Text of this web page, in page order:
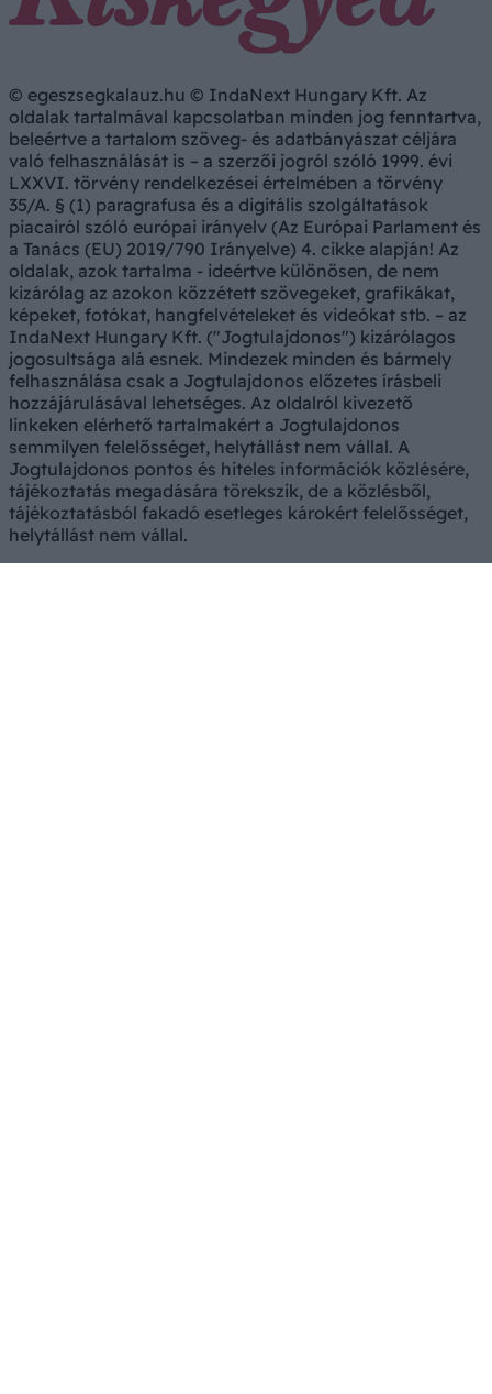
© egeszsegkalauz.hu © IndaNext Hungary Kft. Az
oldalak tartalmával kapcsolatban minden jog fenntartva,
beleértve a tartalom szöveg- és adatbányászat céljára
való felhasználását is – a szerzői jogról szóló 1999. évi
LXXVI. törvény rendelkezései értelmében a törvény
35/A. § (1) paragrafusa és a digitális szolgáltatások
piacairól szóló európai irányelv (Az Európai Parlament és
a Tanács (EU) 2019/790 Irányelve) 4. cikke alapján! Az
oldalak, azok tartalma - ideértve különösen, de nem
kizárólag az azokon közzétett szövegeket, grafikákat,
képeket, fotókat, hangfelvételeket és videókat stb. – az
IndaNext Hungary Kft. ("Jogtulajdonos") kizárólagos
jogosultsága alá esnek. Mindezek minden és bármely
felhasználása csak a Jogtulajdonos előzetes írásbeli
hozzájárulásával lehetséges. Az oldalról kivezető
linkeken elérhető tartalmakért a Jogtulajdonos
semmilyen felelősséget, helytállást nem vállal. A
Jogtulajdonos pontos és hiteles információk közlésére,
tájékoztatás megadására törekszik, de a közlésből,
tájékoztatásból fakadó esetleges károkért felelősséget,
helytállást nem vállal.